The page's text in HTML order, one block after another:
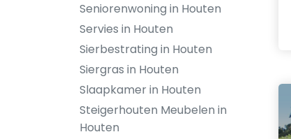
Seniorenwoning in Houten
Servies in Houten
Sierbestrating in Houten
Siergras in Houten
Slaapkamer in Houten
Steigerhouten Meubelen in
Houten